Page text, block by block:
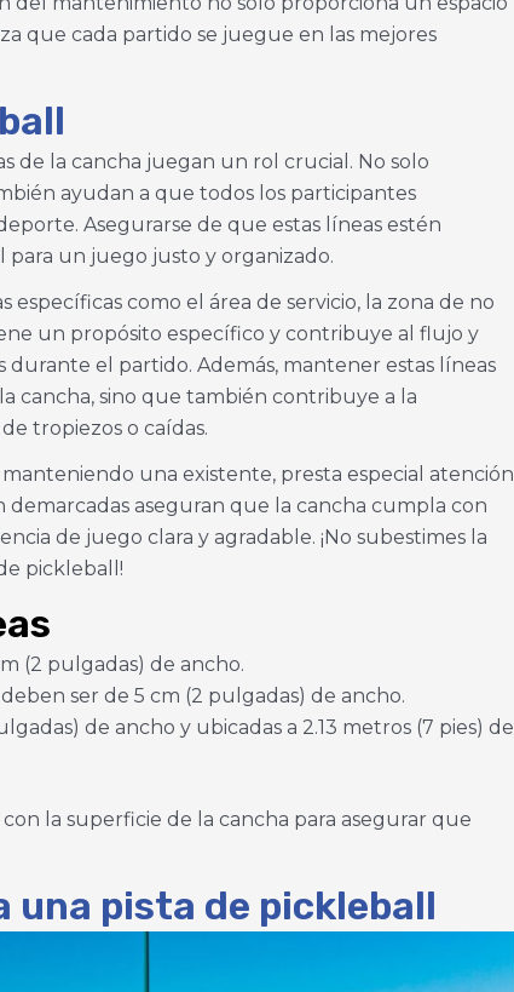
que cada partido se juegue en las mejores
de la cancha juegan un rol crucial. No solo
ayudan a que todos los participantes
Asegurarse de que estas líneas estén
para un juego justo y organizado.
como el área de servicio, la zona de no
un propósito específico y contribuye al flujo y
el partido. Además, mantener estas líneas
cancha, sino que también contribuye a la
tropiezos o caídas.
una existente, presta especial atención
demarcadas aseguran que la cancha cumpla con
de juego clara y agradable. ¡No subestimes la
pickleball!
(2 pulgadas) de ancho.
ser de 5 cm (2 pulgadas) de ancho.
de ancho y ubicadas a 2.13 metros (7 pies) de
la superficie de la cancha para asegurar que
una pista de pickleball